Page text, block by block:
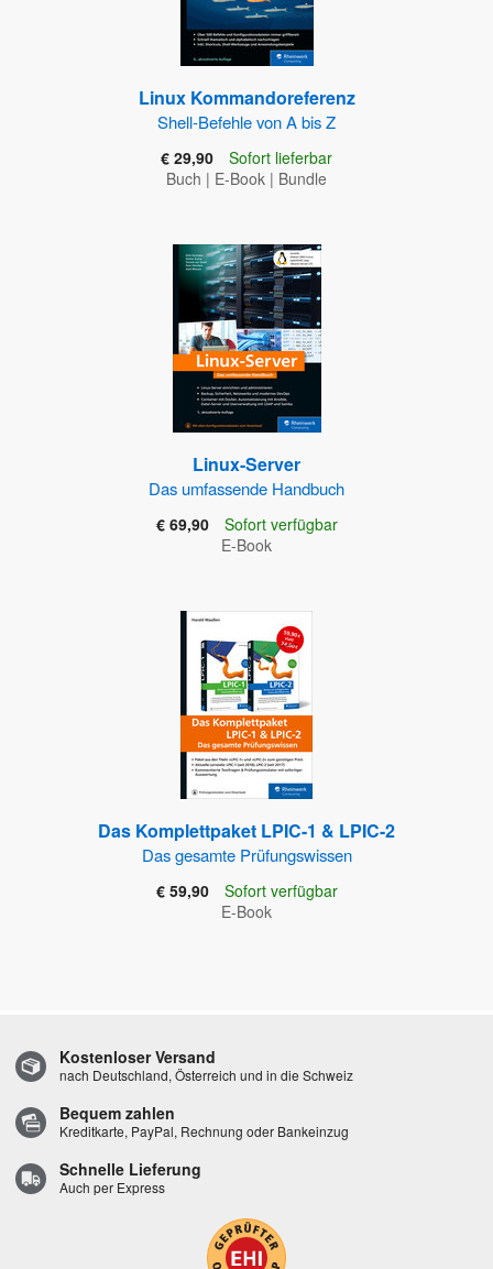
Linux Kommandoreferenz
Shell-Befehle von A bis Z
€ 29,90
Sofort lieferbar
Buch | E-Book | Bundle
Linux-Server
Das umfassende Handbuch
€ 69,90
Sofort verfügbar
E-Book
Das Komplettpaket LPIC-1 & LPIC-2
Das gesamte Prüfungswissen
€ 59,90
Sofort verfügbar
E-Book
Kostenloser Versand
nach Deutschland, Österreich und in die Schweiz
Bequem zahlen
Kreditkarte, PayPal, Rechnung oder Bankeinzug
Schnelle Lieferung
Auch per Express